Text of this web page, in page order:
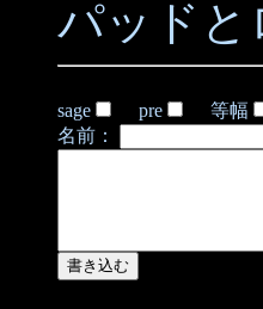
パッドと
sage pre 等幅
名前：